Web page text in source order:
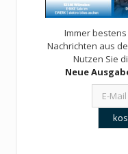
Immer
Nachrichten aus
Nutzen Sie
Neue